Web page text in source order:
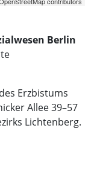
Berlin
Erzbistums
Allee 39–57
Lichtenberg.